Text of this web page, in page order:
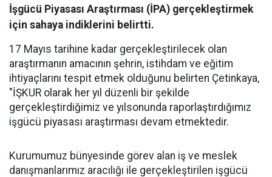
İşgücü Piyasası Araştırması (İPA) gerçekleştirmek
için sahaya indiklerini belirtti.
17 Mayıs tarihine kadar gerçekleştirilecek olan
araştırmanın amacının şehrin, istihdam ve eğitim
ihtiyaçlarını tespit etmek olduğunu belirten Çetinkaya,
"İŞKUR olarak her yıl düzenli bir şekilde
gerçekleştirdiğimiz ve yılsonunda raporlaştırdığımız
işgücü piyasası araştırması devam etmektedir.
Kurumumuz bünyesinde görev alan iş ve meslek
danışmanlarımız aracılığı ile gerçekleştirilen işgücü